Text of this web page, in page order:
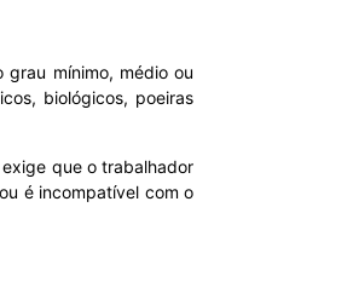
mínimo, médio ou
biológicos, poeiras
que o trabalhador
é incompatível com o